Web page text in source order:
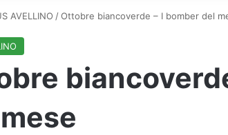
AVELLINO /Ottobre biancoverde – I bomber del